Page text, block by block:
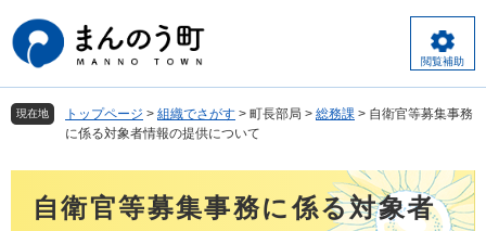
ー
ジ
先
頭
す
ニ
ュ
を
飛
し
閲覧補助
現在地 トップページ > 組織でさがす > 町長部局 > 総務課 > 自衛官等募集事務
に係る対象者情報の提供について
自衛官等募集事務に係る対象者